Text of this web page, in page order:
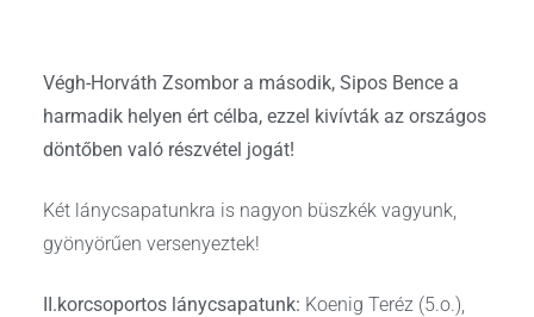
Végh-Horváth Zsombor a második, Sipos Bence a
harmadik helyen ért célba, ezzel kivívták az országos
döntőben való részvétel jogát!
Két lánycsapatunkra is nagyon büszkék vagyunk,
gyönyörűen versenyeztek!
II.korcsoportos lánycsapatunk: Koenig Teréz (5.o.),